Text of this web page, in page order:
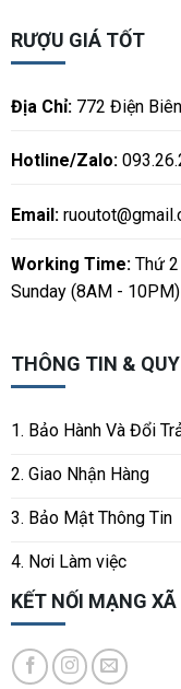
RƯỢU GIÁ TỐT
Địa Chỉ:772 Điện Biên
Hotline/Zalo:
Email:
Working Time:Thứ 2
Sunday (8AM - 10PM)
THÔNG TIN &
1. Bảo Hành Và Đổi
2. Giao Nhận Hàng
3. Bảo Mật Thông Tin
4. Nơi Làm việc
KẾT NỐI MẠNG XÃ